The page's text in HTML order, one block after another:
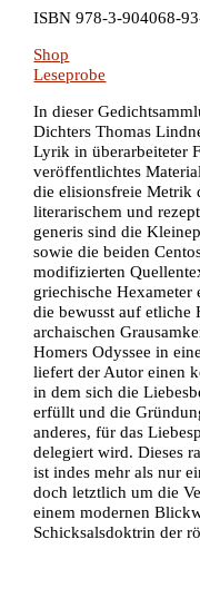
ISBN978-3-904068-
Shop
Leseprobe
In dieser
Dichters Thomas
Lyrik in überarbeiteter
veröffentlichtes
die elisionsfreie Metrik
literarischem und
generis sind die
sowie die beiden
modifizierten
griechische Hexameter
die bewusst auf etliche
archaischen
Homers Odyssee in
liefert der Autor einen
in dem sich die
erfüllt und die
anderes, für das
delegiert wird. Dieses
ist indes mehr als nur
doch letztlich um die
einem modernen
Schicksalsdoktrin der